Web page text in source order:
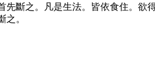
斷之。凡是生法。皆依食住。欲
。